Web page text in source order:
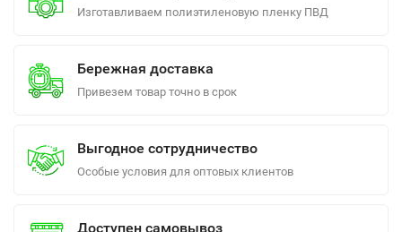
Изготавливаем полиэтиленовую пленку ПВД
Бережная доставка
Привезем товар точно в срок
Выгодное сотрудничество
Особые условия для оптовых клиентов
Доступен самовывоз